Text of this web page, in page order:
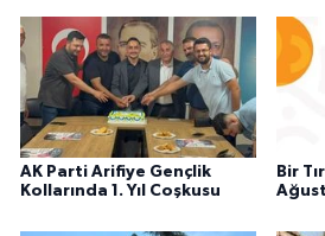
AK Parti Arifiye Gençlik
Kollarında 1. Yıl Coşkusu
Bir